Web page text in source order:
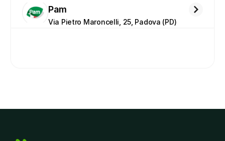
Pam
Via Pietro Maroncelli, 25, Padova (PD)